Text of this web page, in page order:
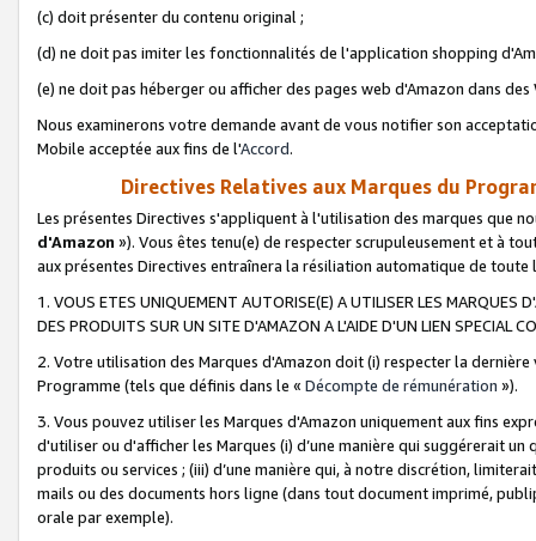
(c) doit présenter du contenu original ;
(d) ne doit pas imiter les fonctionnalités de l'application shopping
(e) ne doit pas héberger ou afficher des pages web d'Amazon dans
Nous examinerons votre demande avant de vous notifier son
Mobile acceptée aux fins de l'Accord.
Directives Relatives aux Marques du
Les présentes Directives s'appliquent à l'utilisation des marques que
d'Amazon »). Vous êtes tenu(e) de respecter scrupuleusement et à
aux présentes Directives entraînera la résiliation automatique de
1. VOUS ETES UNIQUEMENT AUTORISE(E) A UTILISER LES MARQUES
DES PRODUITS SUR UN SITE D'AMAZON A L'AIDE D'UN LIEN SPECIAL
2. Votre utilisation des Marques d'Amazon doit (i) respecter la
Programme (tels que définis dans le « Décompte de rémunération »).
3. Vous pouvez utiliser les Marques d'Amazon uniquement aux fins
d'utiliser ou d'afficher les Marques (i) d’une manière qui suggérerait
produits ou services ; (iii) d’une manière qui, à notre discrétion,
mails ou des documents hors ligne (dans tout document imprimé,
orale par exemple).